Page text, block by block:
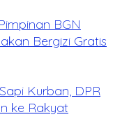
BGN
Bergizi Gratis
Kurban, DPR
ke Rakyat